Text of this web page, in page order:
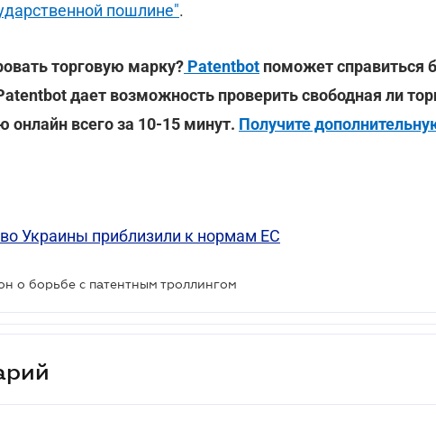
пошлине".
торговую марку? Patentbot поможет справиться
дает возможность проверить свободная ли
онлайн всего за 10-15 минут. Получите
Украины приблизили к нормам ЕС
о борьбе с патентным троллингом